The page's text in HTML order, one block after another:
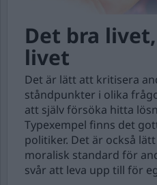
Det bra
livet
Det är lätt att kritisera
ståndpunkter i olika
att själv försöka hitta
Typexempel finns det
politiker. Det är också
moralisk standard för
svår att leva upp till för